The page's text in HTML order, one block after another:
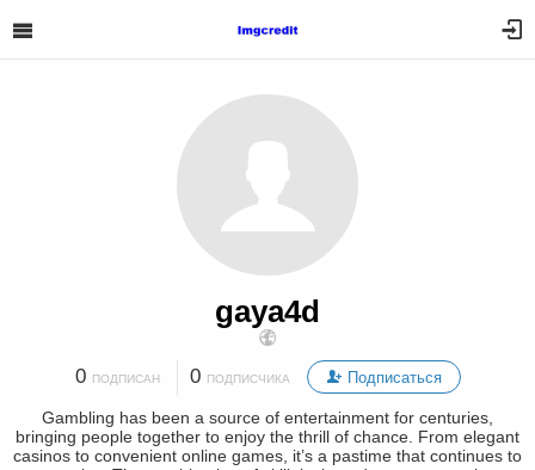
gaya4d
0 ПОДПИСАН 0 ПОДПИСЧИКА Подписаться
Gambling has been a source of entertainment for centuries,
bringing people together to enjoy the thrill of chance. From elegant
casinos to convenient online games, it’s a pastime that continues to